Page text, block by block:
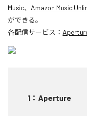
Music、 Amazon Music
ができる。
各配信サービス：
1 ： Aperture